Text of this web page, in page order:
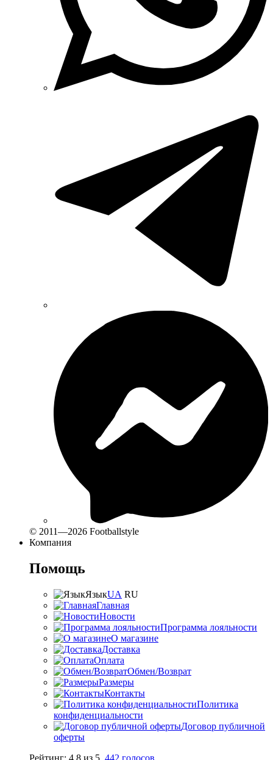
© 2011—2026 Footballstyle
Компания
Помощь
ЯзыкUA RU
Главная
Новости
Программа лояльности
О магазине
Доставка
Оплата
Обмен/Возврат
Размеры
Контакты
Политика
конфиденциальности
Договор публичной
оферты